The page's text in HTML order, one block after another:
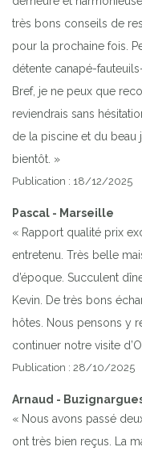
très bons conseils de
pour la prochaine fois.
détente canapé-
Bref, je ne peux que
reviendrais sans
de la piscine et du beau
bientôt. »
Publication : 18/12/2025
Pascal - Marseille
« Rapport qualité prix
entretenu. Très belle
d’époque. Succulent
Kevin. De très bons
hôtes. Nous pensons y
continuer notre visite
Publication : 28/10/2025
Arnaud -
« Nous avons passé
ont très bien reçus. La